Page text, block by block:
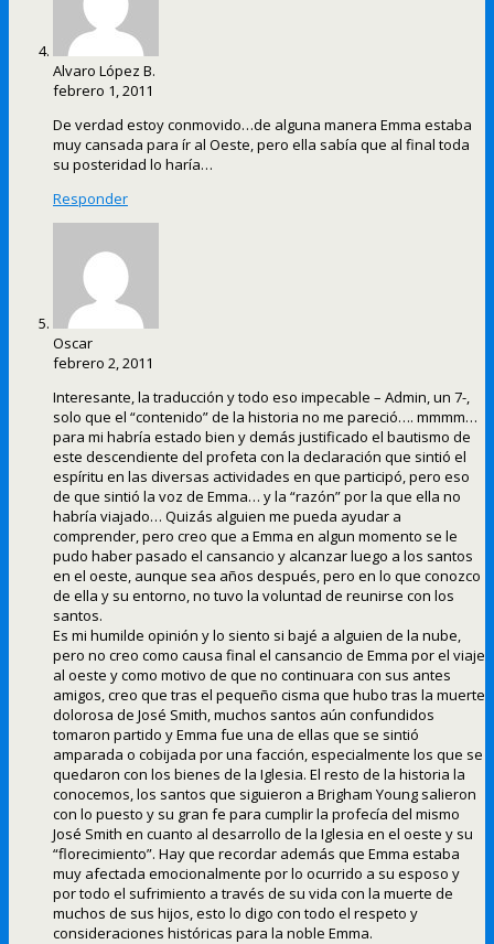
Alvaro López B.
febrero 1, 2011
De verdad estoy conmovido…de alguna manera Emma estaba
muy cansada para ír al Oeste, pero ella sabía que al final toda
su posteridad lo haría…
Responder
Oscar
febrero 2, 2011
Interesante, la traducción y todo eso impecable – Admin, un 7-,
solo que el “contenido” de la historia no me pareció…. mmmm…
para mi habría estado bien y demás justificado el bautismo de
este descendiente del profeta con la declaración que sintió el
espíritu en las diversas actividades en que participó, pero eso
de que sintió la voz de Emma… y la “razón” por la que ella no
habría viajado… Quizás alguien me pueda ayudar a
comprender, pero creo que a Emma en algun momento se le
pudo haber pasado el cansancio y alcanzar luego a los santos
en el oeste, aunque sea años después, pero en lo que conozco
de ella y su entorno, no tuvo la voluntad de reunirse con los
santos.
Es mi humilde opinión y lo siento si bajé a alguien de la nube,
pero no creo como causa final el cansancio de Emma por el viaje
al oeste y como motivo de que no continuara con sus antes
amigos, creo que tras el pequeño cisma que hubo tras la muerte
dolorosa de José Smith, muchos santos aún confundidos
tomaron partido y Emma fue una de ellas que se sintió
amparada o cobijada por una facción, especialmente los que se
quedaron con los bienes de la Iglesia. El resto de la historia la
conocemos, los santos que siguieron a Brigham Young salieron
con lo puesto y su gran fe para cumplir la profecía del mismo
José Smith en cuanto al desarrollo de la Iglesia en el oeste y su
“florecimiento”. Hay que recordar además que Emma estaba
muy afectada emocionalmente por lo ocurrido a su esposo y
por todo el sufrimiento a través de su vida con la muerte de
muchos de sus hijos, esto lo digo con todo el respeto y
consideraciones históricas para la noble Emma.